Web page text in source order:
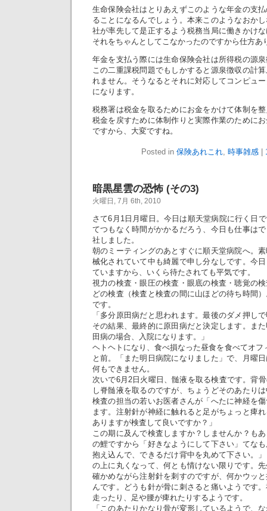
生命保険会社はとりあえずこのような年金の支
ることになるんでしょう。本来このようなおか
社が率先して是正するよう税務当局に働きかけ
それをちゃんとしてこなかったのですから仕方あ
年金を支払う際には生命保険会社は所得税の源
この二重課税問題でもしかすると源泉徴収の計
れません。そうなるとそれに対応してコンピュ
になります。
税務署は税金を取るためにお金をかけて体制を
税金を戻すために体制作りと実際作業のために
ですから、大変ですね。
Posted in 保険あれこれ, 時事雑感
暗黒星雲の恐怖 (その3)
火曜日, 7月 6th, 2010
さて6月1日月曜日。今日は順天堂病院に行く日
てつもなく時間がかかるだろう、今日も仕事は
社しました。
朝のミーティングのあとすぐに順天堂病院へ。
械化されていて中も綺麗で申し分なしです。今
ていますから、いくら待たされても平気です。
視力の検査・眼圧の検査・眼底の検査・聴覚の
どの検査（検査と検査の間に山ほどの待ち時間
です。
「多分原田病だと思われます。最後のダメ押し
その結果、最終的に原田病だと決定します。ま
田病の場合、入院になります。」
ヘトヘトになり、食べ損なった昼食を食べてオフ
と前。「また明日病院になりました」で、月曜
何もできません。
次いで6月2日火曜日、髄液を取る検査です。背
し脊髄液を取るのですが、ちょうどそのあたり
検査の担当の若いお医者さんが「へたに神経を
ます。注射針が神経に触れると足がちょっと痺
ありますが検査して良いですか？」
この期に及んで検査しますか？しませんか？も
の鯉ですから「好きなようにして下さい」てな
抱え込んで、できるだけ背中を丸めて下さい。
の上に丸くなって、何とも情けない限りです。
確かめながら注射針を刺すのですが、何かウッ
んです。どうも針が骨に刺さると痛いようです
走ったり、足や腰が痺れたりするようです。
「このあたりかなり骨が変形しているようで、